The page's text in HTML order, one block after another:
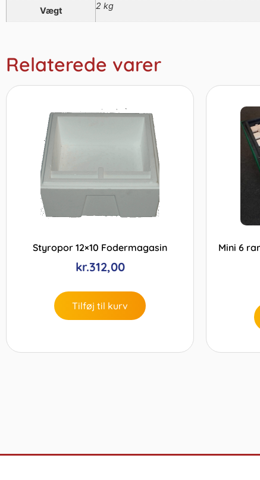
Vægt 2 kg
Relaterede varer
Styropor 12×10 Fodermagasin
kr.312,00
Tilføj til kurv
Mini 6